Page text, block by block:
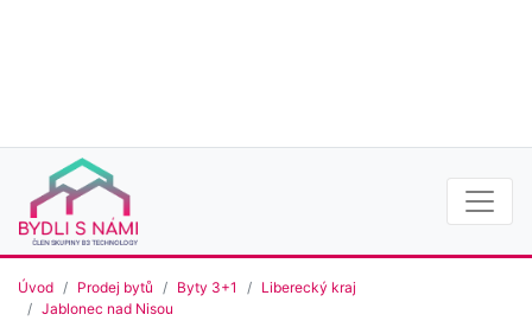
Úvod Prodej bytů Byty 3+1
Liberecký kraj
Jablonec nad Nisou